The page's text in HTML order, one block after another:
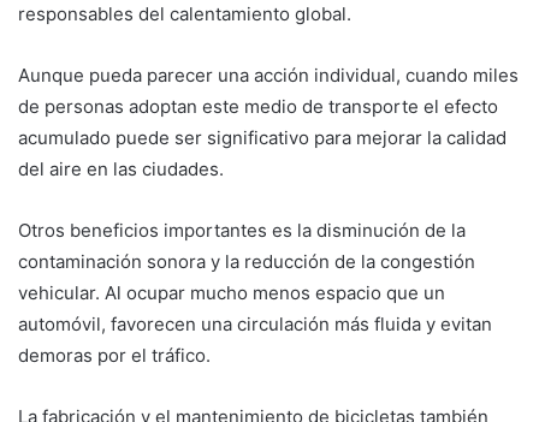
responsables del calentamiento global.
Aunque pueda parecer una acción individual, cuando miles
de personas adoptan este medio de transporte el efecto
acumulado puede ser significativo para mejorar la calidad
del aire en las ciudades.
Otros beneficios importantes es la disminución de la
contaminación sonora y la reducción de la congestión
vehicular. Al ocupar mucho menos espacio que un
automóvil, favorecen una circulación más fluida y evitan
demoras por el tráfico.
La fabricación y el mantenimiento de bicicletas también